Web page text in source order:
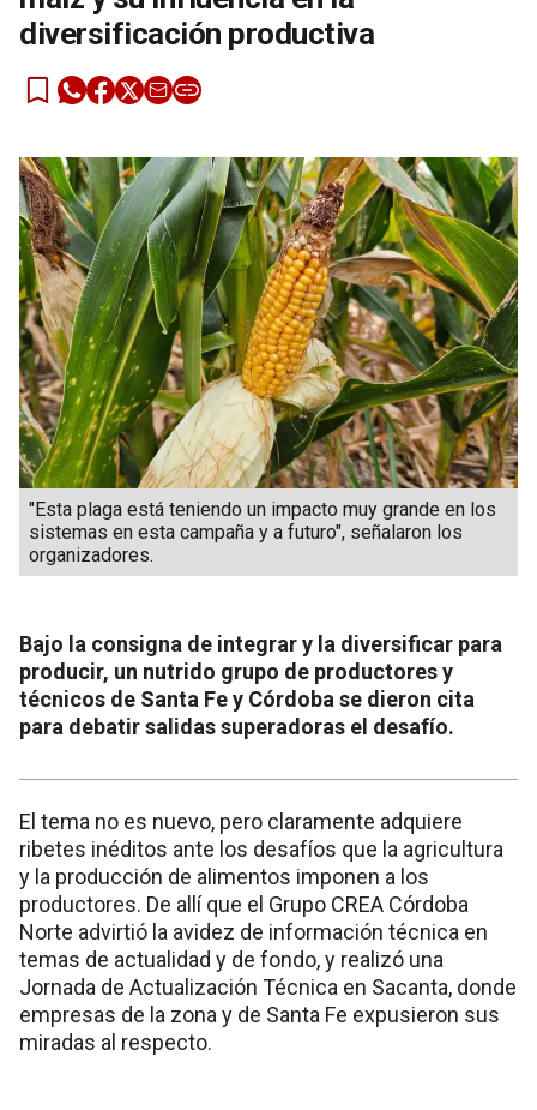
diversificación productiva
"Esta plaga está teniendo un impacto muy grande en los
sistemas en esta campaña y a futuro", señalaron los
organizadores.
Bajo la consigna de integrar y la diversificar para
producir, un nutrido grupo de productores y
técnicos de Santa Fe y Córdoba se dieron cita
para debatir salidas superadoras el desafío.
El tema no es nuevo, pero claramente adquiere
ribetes inéditos ante los desafíos que la agricultura
y la producción de alimentos imponen a los
productores. De allí que el Grupo CREA Córdoba
Norte advirtió la avidez de información técnica en
temas de actualidad y de fondo, y realizó una
Jornada de Actualización Técnica en Sacanta, donde
empresas de la zona y de Santa Fe expusieron sus
miradas al respecto.